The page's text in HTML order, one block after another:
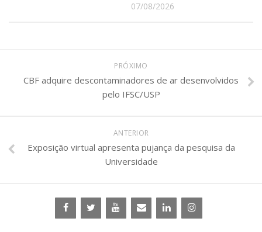
07/08/2026
PRÓXIMO
CBF adquire descontaminadores de ar desenvolvidos
pelo IFSC/USP
ANTERIOR
Exposição virtual apresenta pujança da pesquisa da
Universidade